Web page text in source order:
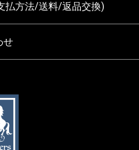
払方法/送料/返品交換)
せ